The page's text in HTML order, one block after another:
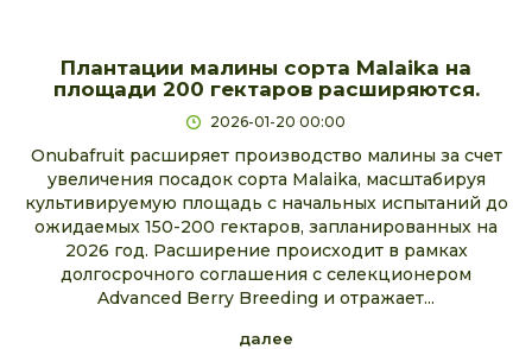
Плантации малины сорта Malaika на
площади 200 гектаров расширяются.
2026-01-20 00:00
Onubafruit расширяет производство малины за счет
увеличения посадок сорта Malaika, масштабируя
культивируемую площадь с начальных испытаний до
ожидаемых 150-200 гектаров, запланированных на
2026 год. Расширение происходит в рамках
долгосрочного соглашения с селекционером
Advanced Berry Breeding и отражает...
далее